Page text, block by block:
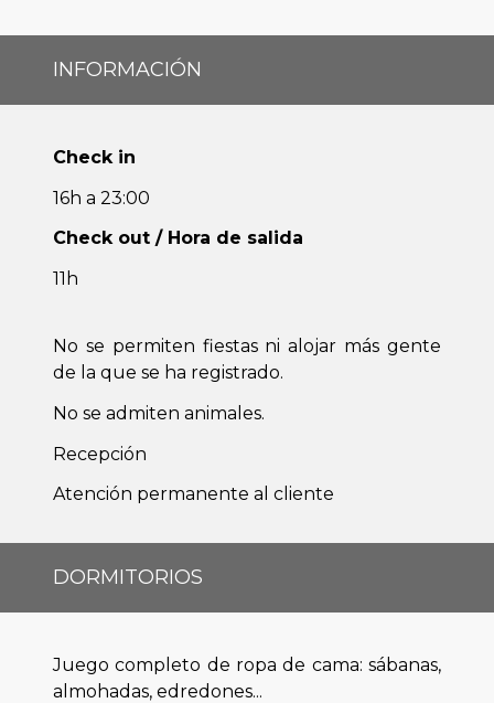
INFORMACIÓN
Check in
16h a 23:00
Check out / Hora de salida
11h
No se permiten fiestas ni alojar más gente
de la que se ha registrado.
No se admiten animales.
Recepción
Atención permanente al cliente
DORMITORIOS
Juego completo de ropa de cama: sábanas,
almohadas, edredones...